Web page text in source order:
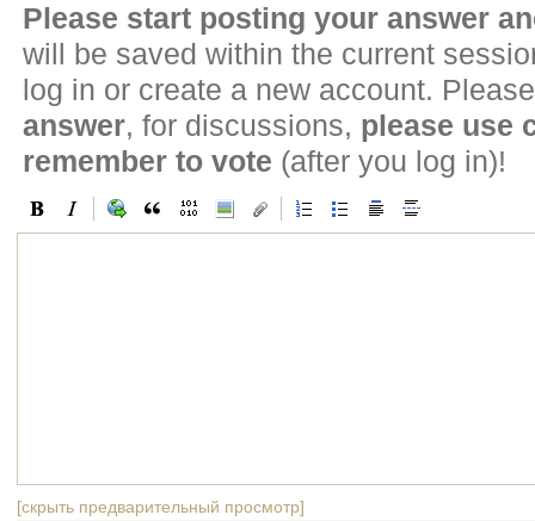
Please start posting your answer
will be saved within the current
log in or create a new account.
answer, for discussions, please use
remember to vote (after you log in)!
[скрыть предварительный просмотр]